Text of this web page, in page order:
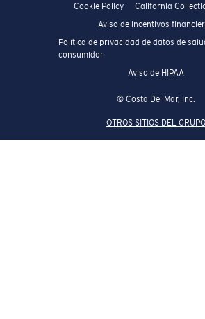
Cookie Policy
California
Aviso de incentivos
Política de privacidad de datos de
consumidor
Aviso de HIPAA
© Costa Del Mar, Inc.
OTROS SITIOS DEL GRUPO